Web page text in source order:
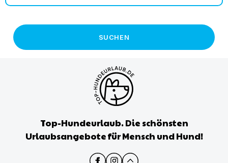
SUCHEN
Top-Hundeurlaub. Die schönsten
Urlaubsangebote für Mensch und Hund!